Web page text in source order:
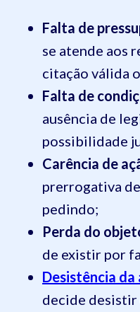
Falta de
se atende aos
citação válida
Falta de
ausência de
possibilidade
Carência de
prerrogativa
pedindo;
Perda do
de existir por
Desistência da
decide desistir